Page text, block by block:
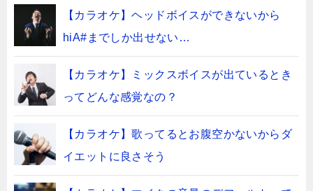
【カラオケ】ヘッドボイスができないから
hiA#までしか出せない…
【カラオケ】ミックスボイスが出ているとき
ってどんな感覚なの？
【カラオケ】歌ってるとお腹空かないからダ
イエットに良さそう